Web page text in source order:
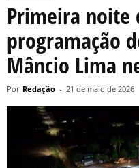
Primeira noite
programação
Mâncio Lima
Por Redação - 21 de maio de 2026